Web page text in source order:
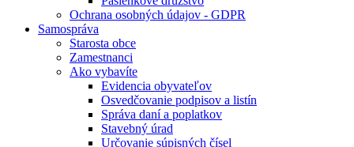
Ochrana osobných údajov - GDPR
Samospráva
Starosta obce
Zamestnanci
Ako vybavíte
Evidencia obyvateľov
Osvedčovanie podpisov a listín
Správa daní a poplatkov
Stavebný úrad
Určovanie súpisných čísel